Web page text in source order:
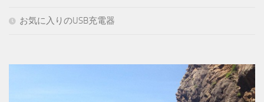
お気に入りのUSB充電器